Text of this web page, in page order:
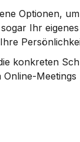
Optionen,
Ihr
konkreten